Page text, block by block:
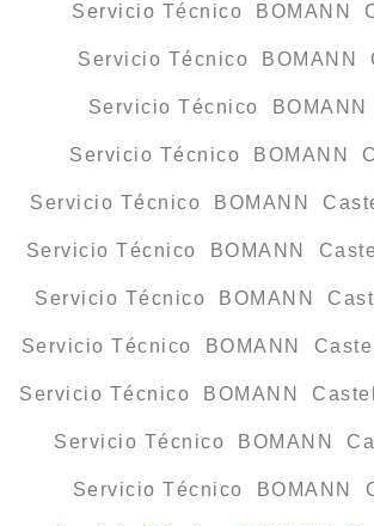
Servicio Técnico BOMANN
Servicio Técnico BOMANN
Servicio Técnico BOMANN
Servicio Técnico BOMANN
Servicio Técnico BOMANN
Servicio Técnico BOMANN
Servicio Técnico BOMANN
Servicio Técnico BOMANN
Servicio Técnico BOMANN
Servicio Técnico BOMANN
Servicio Técnico BOMANN